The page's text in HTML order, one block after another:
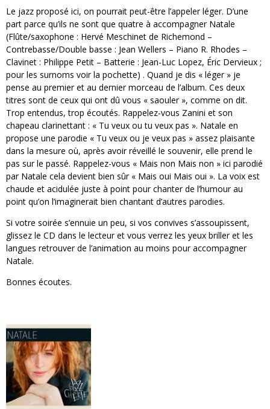
Le jazz proposé ici, on pourrait peut-être l’appeler léger. D’une
part parce qu’ils ne sont que quatre à accompagner Natale
(Flûte/saxophone : Hervé Meschinet de Richemond –
Contrebasse/Double basse : Jean Wellers – Piano R. Rhodes –
Clavinet : Philippe Petit – Batterie : Jean-Luc Lopez, Éric Dervieux ;
pour les surnoms voir la pochette) . Quand je dis « léger » je
pense au premier et au dernier morceau de l’album. Ces deux
titres sont de ceux qui ont dû vous « saouler », comme on dit.
Trop entendus, trop écoutés. Rappelez-vous Zanini et son
chapeau clarinettant : « Tu veux ou tu veux pas ». Natale en
propose une parodie « Tu veux ou je veux pas » assez plaisante
dans la mesure où, après avoir réveillé le souvenir, elle prend le
pas sur le passé. Rappelez-vous « Mais non Mais non » ici parodié
par Natale cela devient bien sûr « Mais oui Mais oui ». La voix est
chaude et acidulée juste à point pour chanter de l’humour au
point qu’on l’imaginerait bien chantant d’autres parodies.
Si votre soirée s’ennuie un peu, si vos convives s’assoupissent,
glissez le CD dans le lecteur et vous verrez les yeux briller et les
langues retrouver de l’animation au moins pour accompagner
Natale.
Bonnes écoutes.